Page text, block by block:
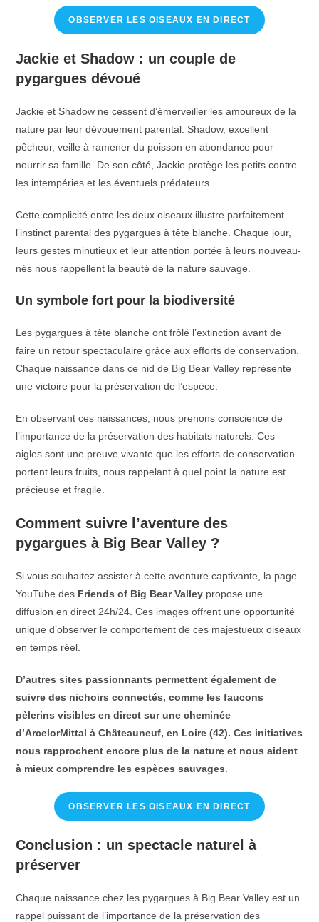
OBSERVER LES OISEAUX EN DIRECT
Jackie et Shadow : un couple de
pygargues dévoué
Jackie et Shadow ne cessent d’émerveiller les amoureux de la
nature par leur dévouement parental. Shadow, excellent
pêcheur, veille à ramener du poisson en abondance pour
nourrir sa famille. De son côté, Jackie protège les petits contre
les intempéries et les éventuels prédateurs.
Cette complicité entre les deux oiseaux illustre parfaitement
l’instinct parental des pygargues à tête blanche. Chaque jour,
leurs gestes minutieux et leur attention portée à leurs nouveau-
nés nous rappellent la beauté de la nature sauvage.
Un symbole fort pour la biodiversité
Les pygargues à tête blanche ont frôlé l’extinction avant de
faire un retour spectaculaire grâce aux efforts de conservation.
Chaque naissance dans ce nid de Big Bear Valley représente
une victoire pour la préservation de l’espèce.
En observant ces naissances, nous prenons conscience de
l’importance de la préservation des habitats naturels. Ces
aigles sont une preuve vivante que les efforts de conservation
portent leurs fruits, nous rappelant à quel point la nature est
précieuse et fragile.
Comment suivre l’aventure des
pygargues à Big Bear Valley ?
Si vous souhaitez assister à cette aventure captivante, la page
YouTube des Friends of Big Bear Valley propose une
diffusion en direct 24h/24. Ces images offrent une opportunité
unique d’observer le comportement de ces majestueux oiseaux
en temps réel.
D’autres sites passionnants permettent également de
suivre des nichoirs connectés, comme les faucons
pèlerins visibles en direct sur une cheminée
d’ArcelorMittal à Châteauneuf, en Loire (42). Ces initiatives
nous rapprochent encore plus de la nature et nous aident
à mieux comprendre les espèces sauvages
OBSERVER LES OISEAUX EN DIRECT
Conclusion : un spectacle naturel à
préserver
Chaque naissance chez les pygargues à Big Bear Valley est un
rappel puissant de l’importance de la préservation des